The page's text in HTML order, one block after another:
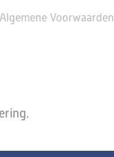
Algemene Voorwaarden